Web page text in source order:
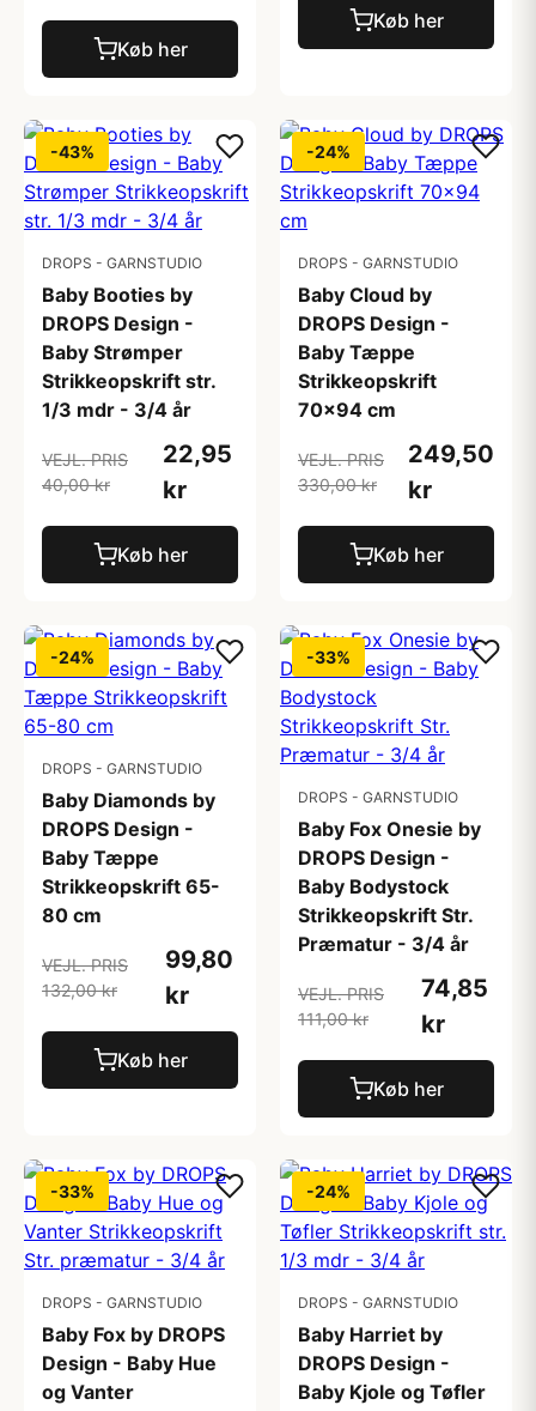
Køb her
Køb her
-43%
DROPS - GARNSTUDIO
Baby Booties by
DROPS Design -
Baby Strømper
Strikkeopskrift str.
1/3 mdr - 3/4 år
VEJL. PRIS
40,00 kr
22,95
kr
Køb her
-24%
DROPS - GARNSTUDIO
Baby Cloud by
DROPS Design -
Baby Tæppe
Strikkeopskrift
70x94 cm
VEJL. PRIS
330,00 kr
249,50
kr
Køb her
-24%
DROPS - GARNSTUDIO
Baby Diamonds by
DROPS Design -
Baby Tæppe
Strikkeopskrift 65-
80 cm
VEJL. PRIS
132,00 kr
99,80
kr
Køb her
-33%
DROPS - GARNSTUDIO
Baby Fox Onesie by
DROPS Design -
Baby Bodystock
Strikkeopskrift Str.
Præmatur - 3/4 år
VEJL. PRIS
111,00 kr
74,85
kr
Køb her
-33%
DROPS - GARNSTUDIO
Baby Fox by DROPS
Design - Baby Hue
og Vanter
-24%
DROPS - GARNSTUDIO
Baby Harriet by
DROPS Design -
Baby Kjole og Tøfler